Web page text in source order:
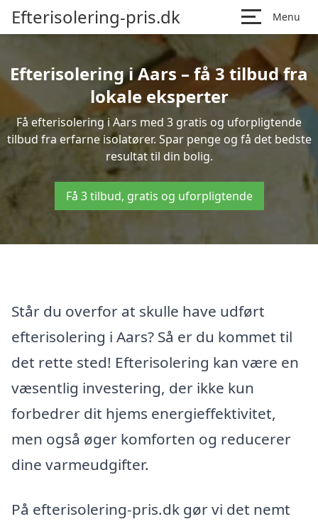
Efterisolering-pris.dk Menu
Efterisolering i Aars – få 3 tilbud fra
lokale eksperter
Få efterisolering i Aars med 3 gratis og uforpligtende
tilbud fra erfarne isolatører. Spar penge og få det bedste
resultat til din bolig.
Få 3 tilbud, gratis og uforpligtende
Står du overfor at skulle have udført
efterisolering i Aars? Så er du kommet til
det rette sted! Efterisolering kan være en
væsentlig investering, der ikke kun
forbedrer dit hjems energieffektivitet,
men også øger komforten og reducerer
dine varmeudgifter.
På efterisolering-pris.dk gør vi det nemt